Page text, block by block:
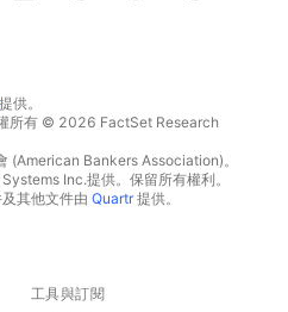
提供。
所有 © 2026 FactSet Research
Bankers Association)。
Inc.提供。保留所有權利。
其他文件由 Quartr提供。
工具與訂閱